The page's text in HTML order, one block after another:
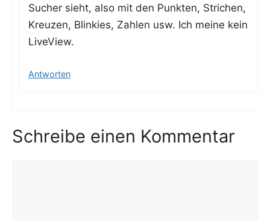
Sucher sieht, also mit den Punk­ten, Stri­chen,
Kreu­zen, Blin­kies, Zah­len usw. Ich mei­ne kein
LiveView.
Antworten
Schreibe einen Kommentar